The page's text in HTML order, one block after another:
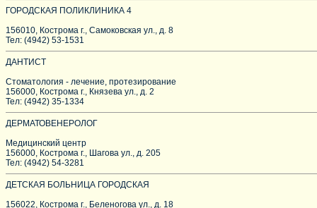
ГОРОДСКАЯ ПОЛИКЛИНИКА 4
156010, Кострома г., Самоковская ул., д. 8
Тел: (4942) 53-1531
ДАНТИСТ
Стоматология - лечение, протезирование
156000, Кострома г., Князева ул., д. 2
Тел: (4942) 35-1334
ДЕРМАТОВЕНЕРОЛОГ
Медицинский центр
156000, Кострома г., Шагова ул., д. 205
Тел: (4942) 54-3281
ДЕТСКАЯ БОЛЬНИЦА ГОРОДСКАЯ
156022, Кострома г., Беленогова ул., д. 18